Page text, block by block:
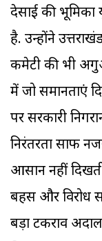
देसाई की भूमिका
है. उन्होंने
कमेटी की भी
में जो समानताएं
पर सरकारी
निरंतरता साफ
आसान नहीं
बहस और विरोध
बड़ा टकराव